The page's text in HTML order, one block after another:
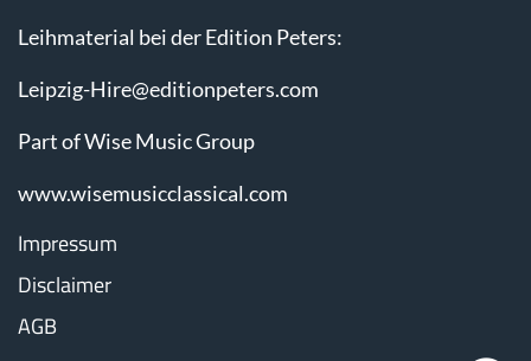
Leihmaterial bei der Edition Peters:
Leipzig-Hire@editionpeters.com
Part of Wise Music Group
www.wisemusicclassical.com
Impressum
Disclaimer
AGB